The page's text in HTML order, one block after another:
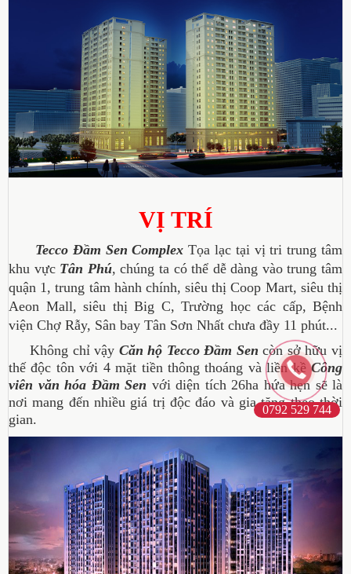
VỊ TRÍ
Tecco Đầm Sen Complex Tọa lạc tại vị tri trung tâm
khu vực Tân Phú, chúng ta có thể dễ dàng vào trung tâm
quận 1, trung tâm hành chính, siêu thị Coop Mart, siêu thị
Aeon Mall, siêu thị Big C, Trường học các cấp, Bệnh
viện Chợ Rẫy, Sân bay Tân Sơn Nhất chưa đầy 11 phút...
Không chỉ vậy Căn hộ Tecco Đầm Sen còn sở hữu vị
thế độc tôn với 4 mặt tiền thông thoáng và liền kềCông
viên văn hóa Đầm Sen với diện tích 26ha hứa hẹn sẽ là
nơi mang đến nhiều giá trị độc đáo và gia tăng theo thời
gian.
0792 529 744